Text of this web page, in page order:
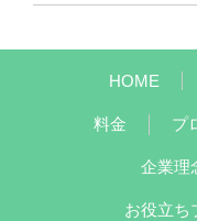
HOME
料金 プ
企業理
お役立ち